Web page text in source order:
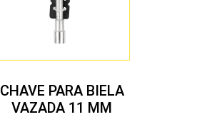
CHAVE PARA BIELA
VAZADA 11 MM